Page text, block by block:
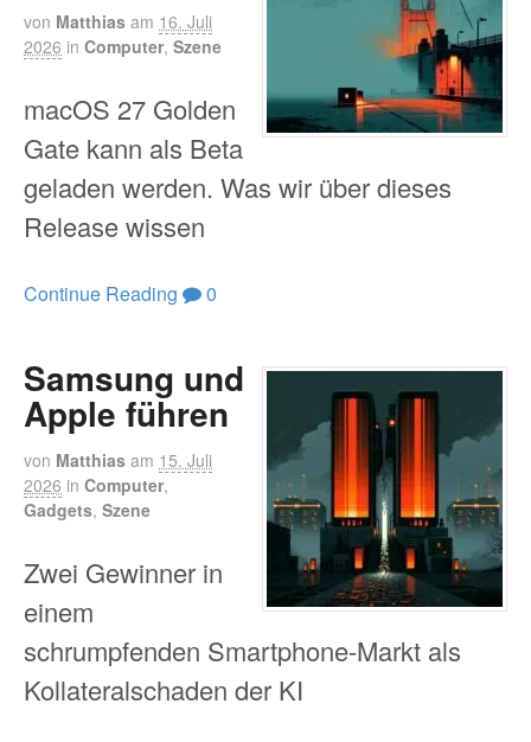
von Matthias am 16. Juli
2026 in Computer, Szene
macOS 27 Golden
Gate kann als Beta
geladen werden. Was wir über dieses
Release wissen
Continue Reading 0
Samsung und
Apple führen
von Matthias am 15. Juli
2026 in Computer,
Gadgets, Szene
Zwei Gewinner in
einem
schrumpfenden Smartphone-Markt als
Kollateralschaden der KI